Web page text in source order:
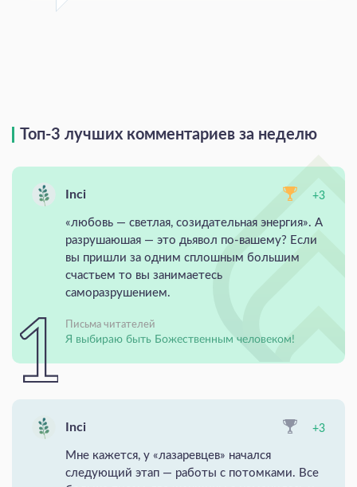
Топ-3 лучших комментариев за неделю
Inci +3
«любовь — светлая, созидательная энергия». А
разрушаюшая — это дьявол по-вашему? Если
вы пришли за одним сплошным большим
счастьем то вы занимаетесь
саморазрушением.
Письма читателей
Я выбираю быть Божественным человеком!
Inci +3
Мне кажется, у «лазаревцев» начался
следующий этап — работы с потомками. Все